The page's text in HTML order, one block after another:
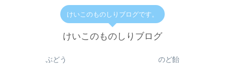
けいこのものしりブログです。
けいこのものしりブログ
ぶどう のど飴